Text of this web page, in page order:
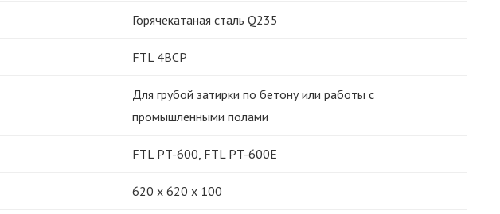
Горячекатаная сталь Q235
FTL 4BCP
Для грубой затирки по бетону или работы с
промышленными полами
FTL PT-600, FTL PT-600E
620 х 620 х 100